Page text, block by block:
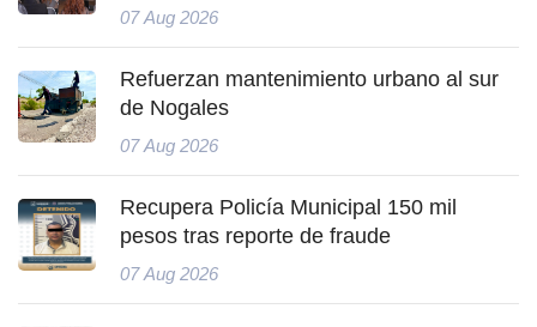
07 Aug 2026
Refuerzan mantenimiento urbano al sur
de Nogales
07 Aug 2026
Recupera Policía Municipal 150 mil
pesos tras reporte de fraude
07 Aug 2026